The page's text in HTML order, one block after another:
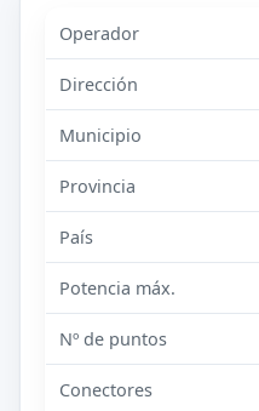
Operador
Dirección
Municipio
Provincia
País
Potencia máx.
Nº de puntos
Conectores